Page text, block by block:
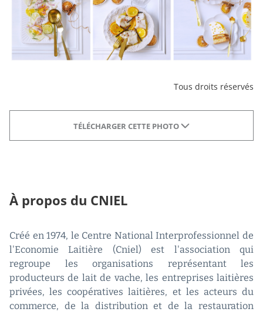
Tous droits réservés
TÉLÉCHARGER CETTE PHOTO
À propos du CNIEL
Créé en 1974, le Centre National Interprofessionnel de
l'Economie Laitière (Cniel) est l'association qui
regroupe les organisations représentant les
producteurs de lait de vache, les entreprises laitières
privées, les coopératives laitières, et les acteurs du
commerce, de la distribution et de la restauration